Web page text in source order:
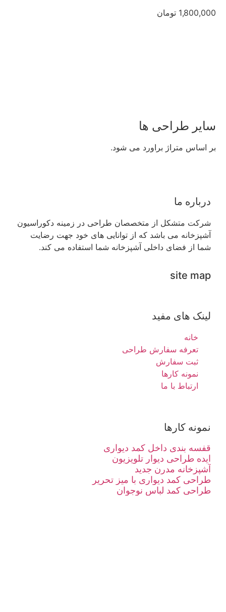
1,800,000 تومان
سایر طراحی ها
بر اساس متراژ براورد می شود.
درباره ما
شرکت متشکل از متخصصان طراحی در زمینه دکوراسیون
آشپزخانه می باشد که از توانایی های خود جهت رضایت
شما از فضای داخلی آشپزخانه شما استفاده می کند.
site map
لینک های مفید
خانه
تعرفه سفارش طراحی
ثبت سفارش
نمونه کارها
ارتباط با ما
نمونه کارها
قفسه بندی داخل کمد دیواری
ایده طراحی دیوار تلویزیون
آشپزخانه مدرن جدید
طراحی کمد دیواری با میز تحریر
طراحی کمد لباس نوجوان